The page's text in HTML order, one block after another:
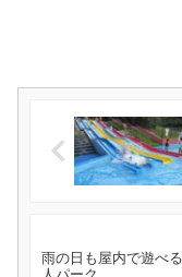
雨の日も屋内で遊べ